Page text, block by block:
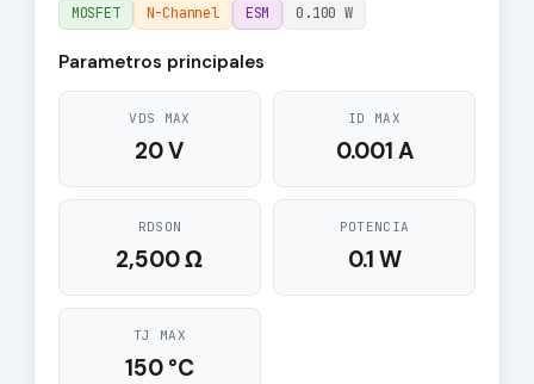
MOSFET N-Channel ESM 0.100 W
Parametros principales
VDS MAX
20 V
ID MAX
0.001 A
RDSON
2,500 Ω
POTENCIA
0.1 W
TJ MAX
150 °C